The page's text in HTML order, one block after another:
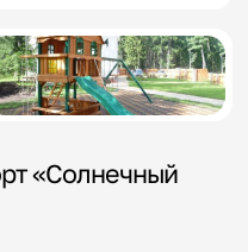
«Солнечный